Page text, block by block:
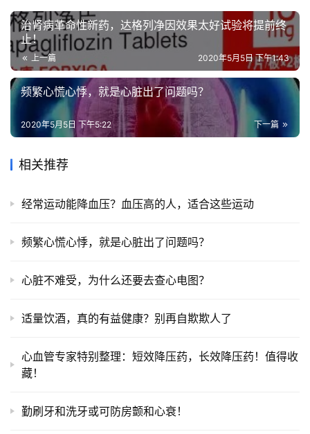
治肾病革命性新药，达格列净因效果太好试验将提前终
止！
上一篇 2020年5月5日 下午1:43
频繁心慌心悸，就是心脏出了问题吗？
下一篇
2020年5月5日 下午5:22
相关推荐
经常运动能降血压？血压高的人，适合这些运动
频繁心慌心悸，就是心脏出了问题吗？
心脏不难受，为什么还要去查心电图？
适量饮酒，真的有益健康？别再自欺欺人了
心血管专家特别整理：短效降压药，长效降压药！值得收
藏！
勤刷牙和洗牙或可防房颤和心衰！